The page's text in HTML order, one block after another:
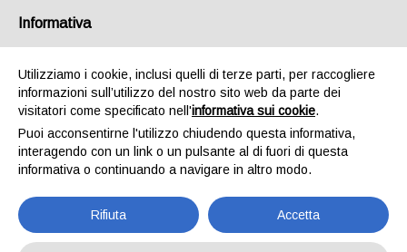
Home Esterni Specchietti retrovisori
Specchietto
retrovisore sinistro – Peugeot 206
L'azienda Resta Chiusa Dal 5.08 Al 31.08 Qualsiasi
Ordine Verrà Accettato Ma La Spedizione Ripartirà Dal 1
Informativa
Utilizziamo i cookie, inclusi quelli di terze parti, per raccogliere
informazioni sull’utilizzo del nostro sito web da parte dei
visitatori come specificato nell'informativa sui cookie.
Puoi acconsentirne l'utilizzo chiudendo questa informativa,
interagendo con un link o un pulsante al di fuori di questa
informativa o continuando a navigare in altro modo.
Rifiuta Accetta